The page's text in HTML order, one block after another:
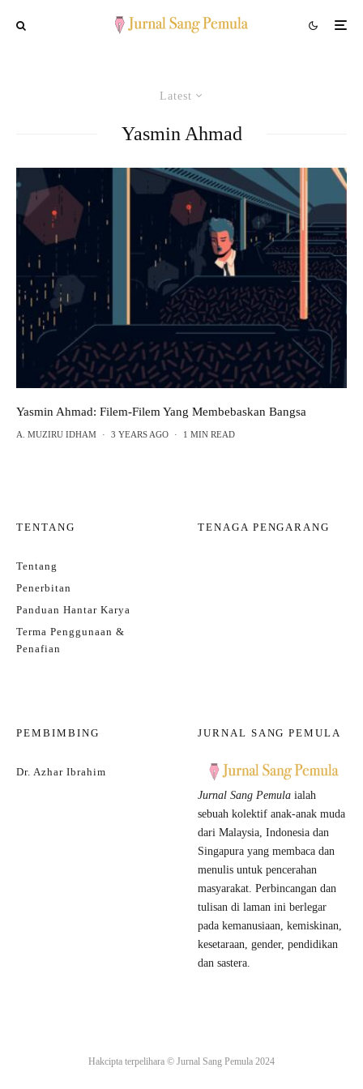
Latest
Yasmin Ahmad
Yasmin Ahmad: Filem-Filem Yang Membebaskan Bangsa
A. MUZIRU IDHAM · 3 YEARS AGO · 1 MIN READ
TENTANG
Tentang
Penerbitan
Panduan Hantar Karya
Terma Penggunaan &
Penafian
TENAGA PENGARANG
PEMBIMBING
Dr. Azhar Ibrahim
JURNAL SANG PEMULA
Jurnal Sang Pemula ialah
sebuah kolektif anak-anak muda
dari Malaysia, Indonesia dan
Singapura yang membaca dan
menulis untuk pencerahan
masyarakat. Perbincangan dan
tulisan di laman ini berlegar
pada kemanusiaan, kemiskinan,
kesetaraan, gender, pendidikan
dan sastera.
Hakcipta terpelihara © Jurnal Sang Pemula 2024